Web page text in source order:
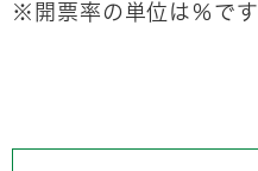
※開票率の単位は％です